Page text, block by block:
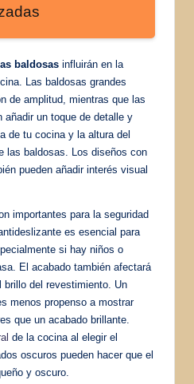
baldosas influirán en la
Las baldosas grandes
de amplitud, mientras que las
añadir un toque de detalle y
de tu cocina y la altura del
las baldosas. Los diseños con
pueden añadir interés visual
importantes para la seguridad
es esencial para
si hay niños o
El acabado también afectará
del revestimiento. Un
menos propenso a mostrar
que un acabado brillante.
de la cocina al elegir el
oscuros pueden hacer que el
y oscuro.